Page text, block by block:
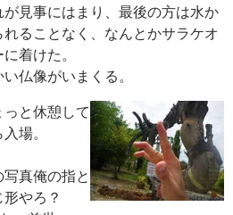
が見事にはまり、最後の方は水か
れることなく、なんとかサラケオ
に着けた。
い仏像がいまくる。
っと休憩して
場。
写真俺の指と
形やろ？